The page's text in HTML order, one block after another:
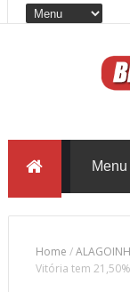
Home /
Vitória tem